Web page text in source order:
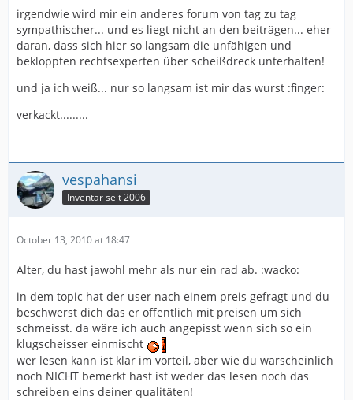
irgendwie wird mir ein anderes forum von tag zu tag
sympathischer... und es liegt nicht an den beiträgen... eher
daran, dass sich hier so langsam die unfähigen und
bekloppten rechtsexperten über scheißdreck unterhalten!
und ja ich weiß... nur so langsam ist mir das wurst :finger:
verkackt.........
vespahansi
Inventar seit 2006
October 13, 2010 at 18:47
Alter, du hast jawohl mehr als nur ein rad ab. :wacko:
in dem topic hat der user nach einem preis gefragt und du
beschwerst dich das er öffentlich mit preisen um sich
schmeisst. da wäre ich auch angepisst wenn sich so ein
klugscheisser einmischt
wer lesen kann ist klar im vorteil, aber wie du warscheinlich
noch NICHT bemerkt hast ist weder das lesen noch das
schreiben eins deiner qualitäten!